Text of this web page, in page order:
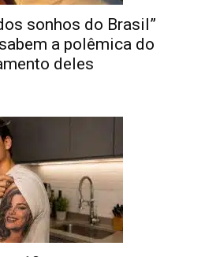
sonhos do Brasil”
a polêmica do
deles